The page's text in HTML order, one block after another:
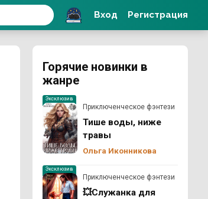
Горячие новинки в
жанре
Эксклюзив
Приключенческое фэнтези
Тише воды, ниже
травы
Ольга Иконникова
Эксклюзив
Приключенческое фэнтези
💥Служанка для
Вход Регистрация